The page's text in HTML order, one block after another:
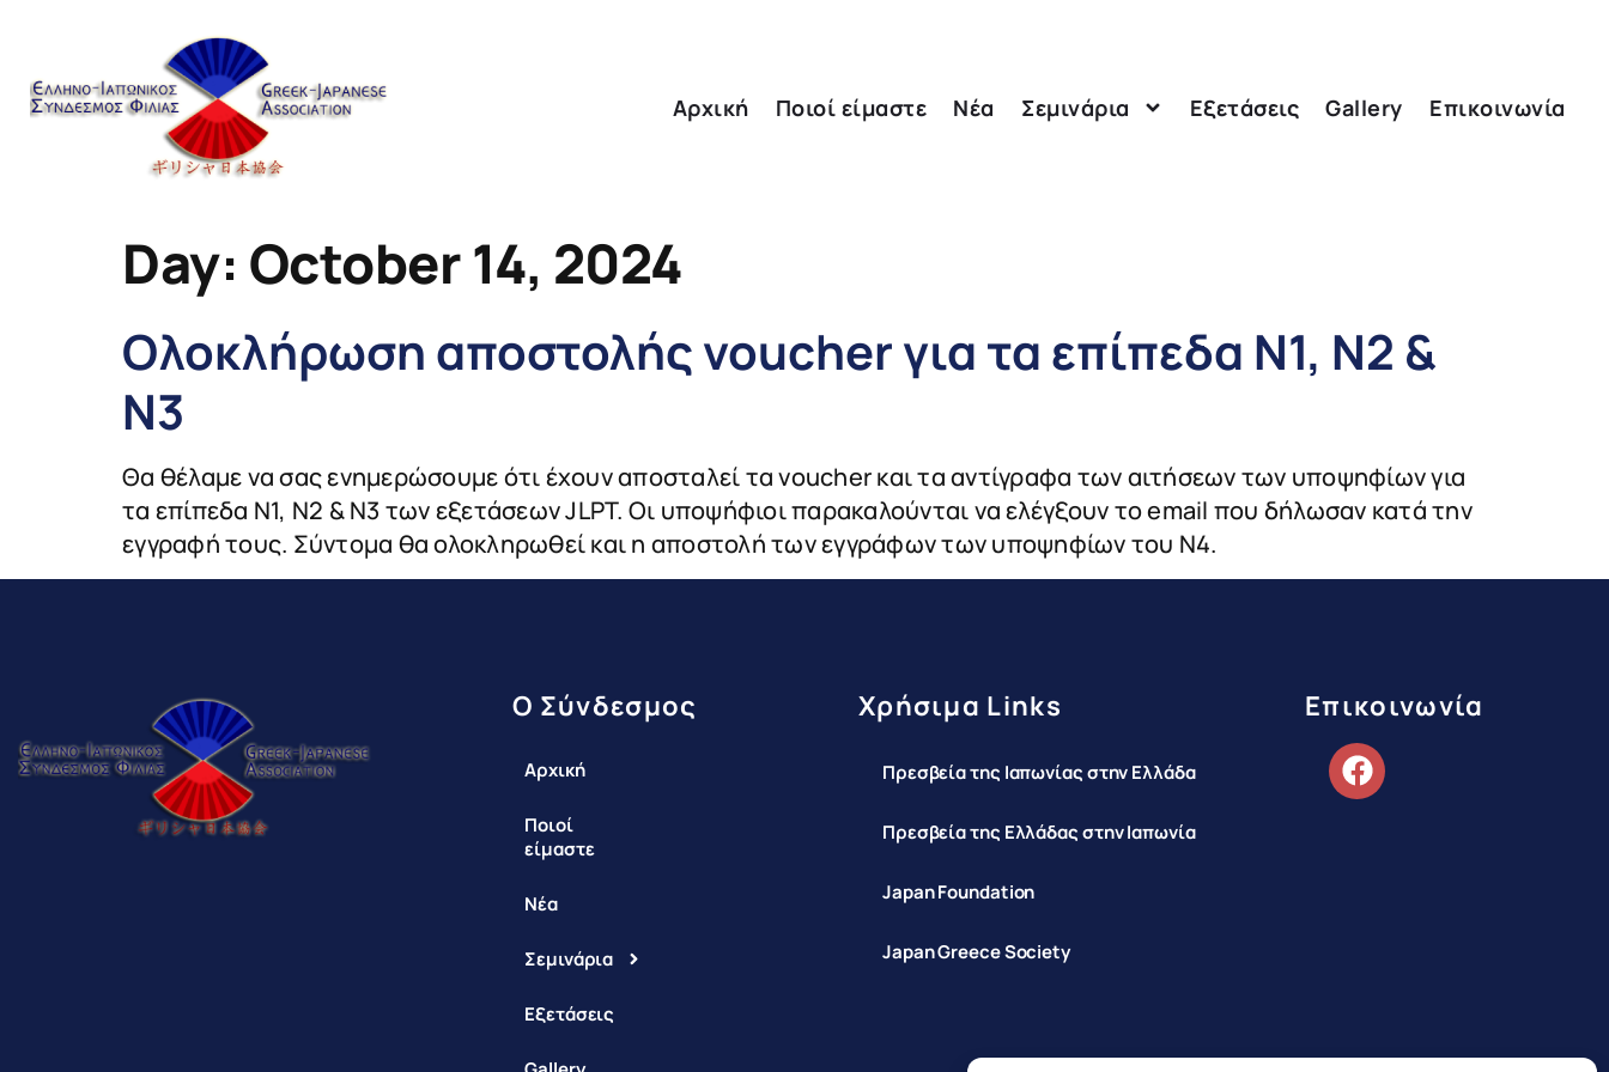
Αρχική Ποιοί είμαστε Νέα Σεμινάρια Εξετάσεις Gallery Επικοινωνία
Day: October 14, 2024
Ολοκλήρωση αποστολής voucher για τα επίπεδα Ν1, Ν2 &
Ν3
Θα θέλαμε να σας ενημερώσουμε ότι έχουν αποσταλεί τα voucher και τα αντίγραφα των αιτήσεων των υποψηφίων για
τα επίπεδα Ν1, Ν2 & Ν3 των εξετάσεων JLPT. Οι υποψήφιοι παρακαλούνται να ελέγξουν το email που δήλωσαν κατά την
εγγραφή τους. Σύντομα θα ολοκληρωθεί και η αποστολή των εγγράφων των υποψηφίων του Ν4.
Ο Σύνδεσμος
Αρχική
Ποιοί
είμαστε
Νέα
Σεμινάρια
Εξετάσεις
Χρήσιμα Links
Πρεσβεία της Ιαπωνίας στην Ελλάδα
Πρεσβεία της Ελλάδας στην Ιαπωνία
Japan Foundation
Japan Greece Society
Επικοινωνία